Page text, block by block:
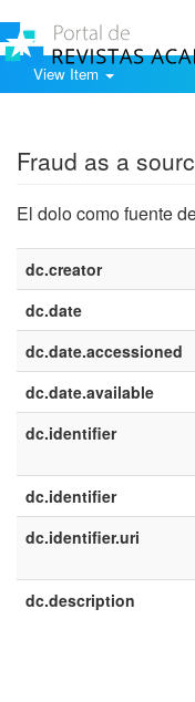
View Item
Fraud as a
El dolo como fuente
dc.creator
dc.date
dc.date.accessioned
dc.date.available
dc.identifier
dc.identifier
dc.identifier.uri
dc.description